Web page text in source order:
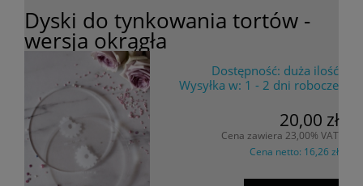
Dyski do tynkowania tortów -
wersja okrągła
Dostępność: duża ilość
Wysyłka w: 1 - 2 dni robocze
20,00 zł
Cena zawiera 23,00% VAT
Cena netto: 16,26 zł